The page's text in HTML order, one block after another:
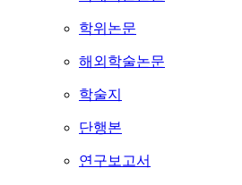
학위논문
해외학술논문
학술지
단행본
연구보고서